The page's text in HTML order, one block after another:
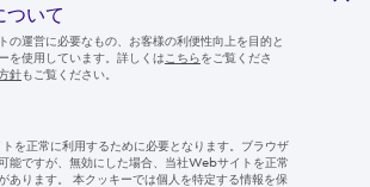
ついて
の運営に必要なもの、お客様の利便性向上を目的と
を使用しています。詳しくは こちらをご覧くださ
針もご覧ください。
を正常に利用するために必要となります。ブラウザ
能ですが、無効にした場合、当社Webサイトを正常
あります。 本クッキーでは個人を特定する情報を保